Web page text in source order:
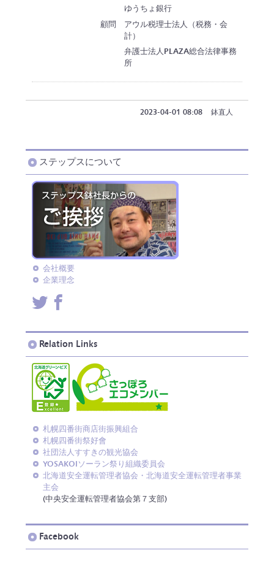
ゆうちょ銀行
顧問
アウル税理士法人（税務・会
計）
弁護士法人PLAZA総合法律事務
所
2023-04-01 08:08 鉢直人
ステップスについて
会社概要
企業理念
Relation Links
札幌四番街商店街振興組合
札幌四番街祭好會
社団法人すすきの観光協会
YOSAKOIソーラン祭り組織委員会
北海道安全運転管理者協会・北海道安全運転管理者事業
主会
(中央安全運転管理者協会第７支部)
Facebook